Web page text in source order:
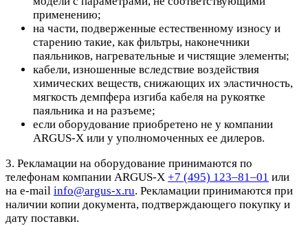
применению;
на части, подверженные естественному износу и
старению такие, как фильтры, наконечники
паяльников, нагревательные и чистящие элементы;
кабели, изношенные вследствие воздействия
химических веществ, снижающих их эластичность,
мягкость демпфера изгиба кабеля на рукоятке
паяльника и на разъеме;
если оборудование приобретено не у компании
ARGUS-X или у уполномоченных ее дилеров.
3. Рекламации на оборудование принимаются по
телефонам компании ARGUS-X +7 (495) 123–81–01 или
на e-mail info@argus-x.ru. Рекламации принимаются при
наличии копии документа, подтверждающего покупку и
дату поставки.